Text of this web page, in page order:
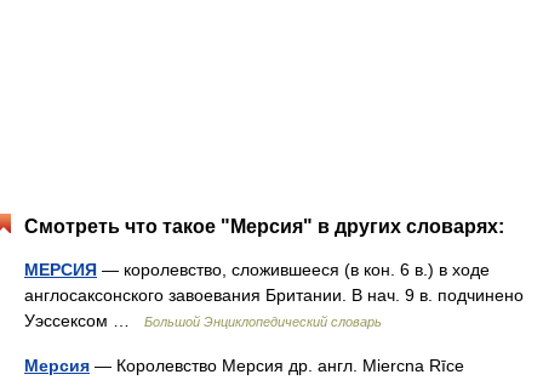
Смотреть что такое "Мерсия" в других словарях:
МЕРСИЯ — королевство, сложившееся (в кон. 6 в.) в ходе
англосаксонского завоевания Британии. В нач. 9 в. подчинено
Уэссексом …
Большой Энциклопедический словарь
Мерсия — Королевство Мерсия др. англ. Miercna Rīce